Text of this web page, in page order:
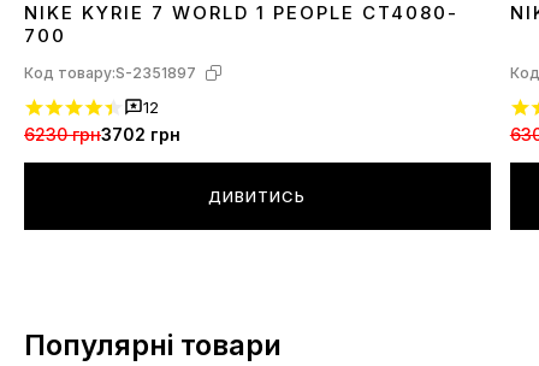
42
NIKE KYRIE 7 WORLD 1 PEOPLE CT4080-
700
Код товару:S-2351897
12
6230 грн3702 грн
ДИВИТИСЬ
Популярні товари